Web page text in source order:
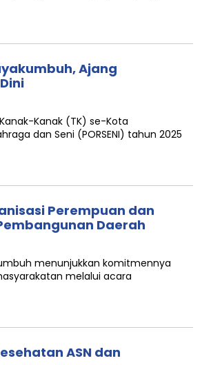
Ajang
Kanak (TK) se-Kota
dan Seni (PORSENI) tahun 2025
Perempuan dan
Daerah
menunjukkan komitmennya
melalui acara
ASN dan